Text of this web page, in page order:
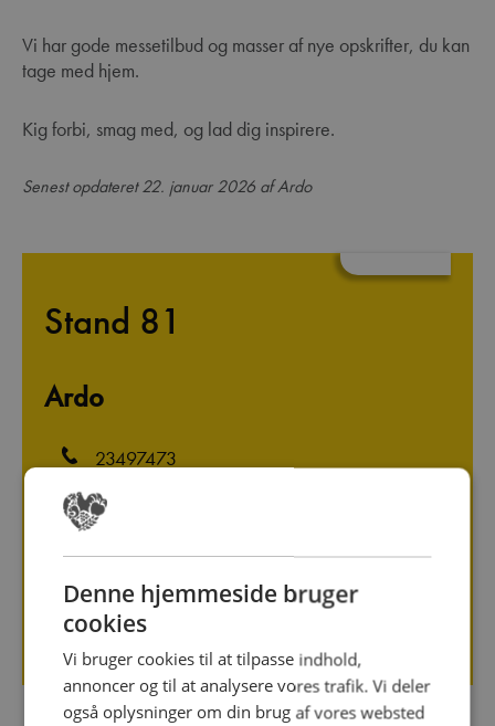
Vi har gode messetilbud og masser af nye opskrifter, du kan
tage med hjem.
Kig forbi, smag med, og lad dig inspirere.
Senest opdateret 22. januar 2026 af Ardo
Stand 81
Ardo
23497473
mette.sorensen@ardo.com
Følg os på
https://www.frigodan.dk/
Denne hjemmeside bruger
cookies
Vi bruger cookies til at tilpasse indhold,
annoncer og til at analysere vores trafik. Vi deler
også oplysninger om din brug af vores websted